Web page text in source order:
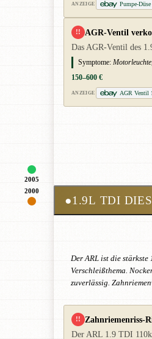
2005
ANZEIGE Pumpe-
!! AGR-Ventil
Das AGR-Ventil des
Symptome:
150–600 €
ANZEIGE AGR Ventil
2000
●1.9L TDI
Der ARL ist die
Verschleißthema.
zuverlässig.
!! Zahnriemenriss-
Der ARL 1.9 TDI